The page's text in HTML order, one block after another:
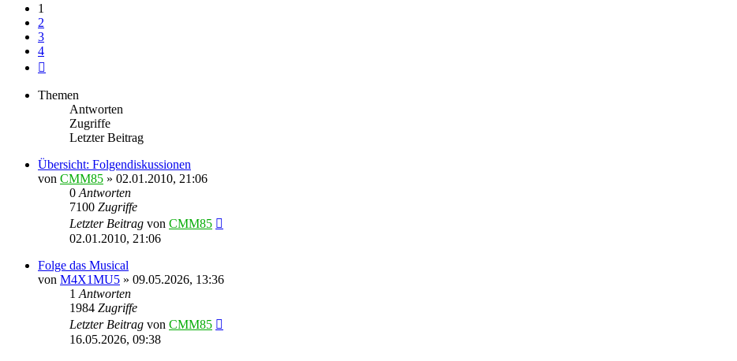
1
2
3
4
Themen
Antworten
Zugriffe
Letzter Beitrag
Übersicht: Folgendiskussionen
von CMM85 » 02.01.2010, 21:06
0 Antworten
7100 Zugriffe
Letzter Beitrag von CMM85
02.01.2010, 21:06
Folge das Musical
von M4X1MU5 » 09.05.2026, 13:36
1 Antworten
1984 Zugriffe
Letzter Beitrag von CMM85
16.05.2026, 09:38